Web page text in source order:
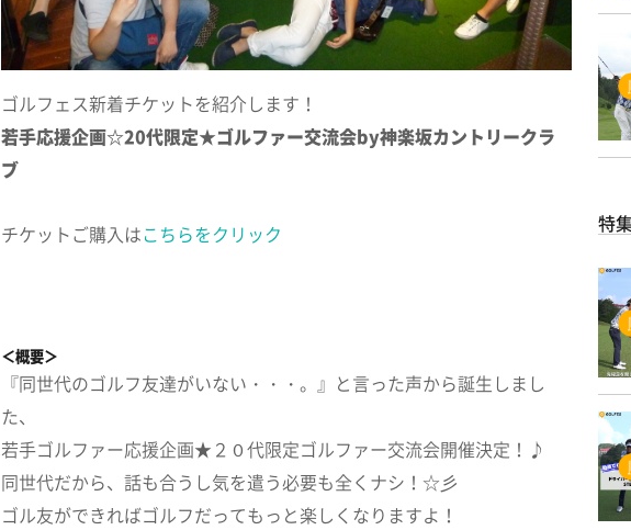
ゴルフェス新着チケットを紹介します！
若手応援企画☆20代限定★ゴルファー交流会by神楽坂カントリークラ
ブ
チケットご購入はこちらをクリック
＜概要＞
『同世代のゴルフ友達がいない・・・。』と言った声から誕生しまし
た、
若手ゴルファー応援企画★２０代限定ゴルファー交流会開催決定！♪
同世代だから、話も合うし気を遣う必要も全くナシ！☆彡
ゴル友ができればゴルフだってもっと楽しくなりますよ！
特